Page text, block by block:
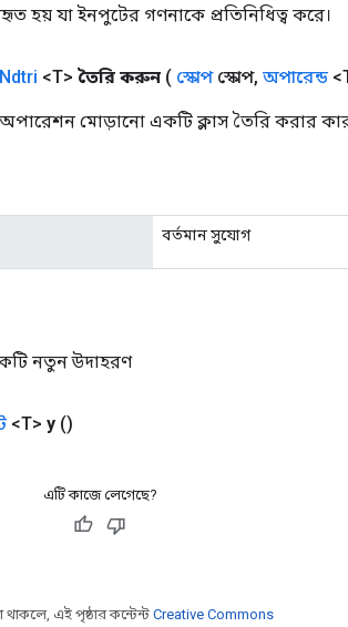
হয় যা ইনপুটের গণনাকে প্রতিনিধিত্ব করে।
Ndtri <T> তৈরি করুন ( স্কোপস্কোপ, অপারেন্ড
মোড়ানো একটি ক্লাস তৈরি করার
বর্তমান সুযোগ
নতুন উদাহরণ
<T> y ()
এটি কাজে লেগেছে?
এই পৃষ্ঠার কন্টেন্ট Creative Commons